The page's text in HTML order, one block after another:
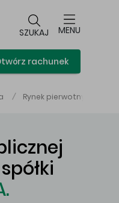
SZUKAJ MENU
rachunek
Rynek pierwotny